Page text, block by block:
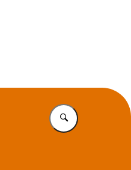
Vul in wat u